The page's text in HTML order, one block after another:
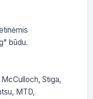
būdu.
Stiga,
MTD,